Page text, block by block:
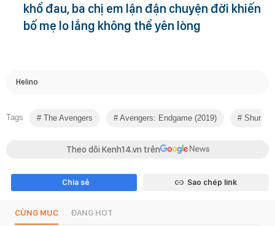
khổ đau, ba chị em lận đận chuyện đời khiến
bố mẹ lo lắng không thể yên lòng
Helino
Tags The Avengers Avengers: Endgame (2019) Shuri
Theo dõi Kenh14.vn trên
Chia sẻ Sao chép link
CÙNG MỤC ĐANG HOT